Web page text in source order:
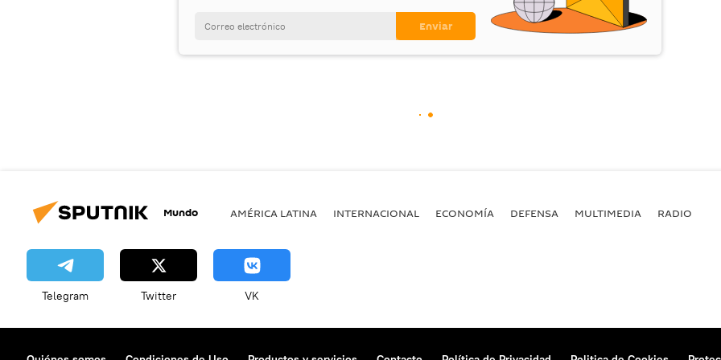
Mundo AMÉRICA LATINA INTERNACIONAL ECONOMÍA DEFENSA MULTIMEDIA RADIO
Telegram Twitter VK